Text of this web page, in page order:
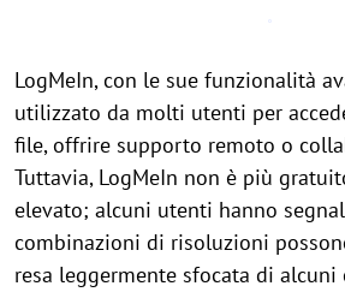
LogMeIn, con le sue funzionalità
utilizzato da molti utenti per
file, offrire supporto remoto o
Tuttavia, LogMeIn non è più
elevato; alcuni utenti hanno
combinazioni di risoluzioni
resa leggermente sfocata di